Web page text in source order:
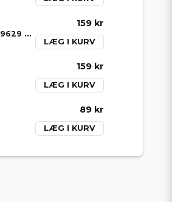
Painta Luxury Premium penselsæt - 4 pensler - 39629 - Revell
159 kr
LÆG I KURV
159 kr
LÆG I KURV
89 kr
LÆG I KURV